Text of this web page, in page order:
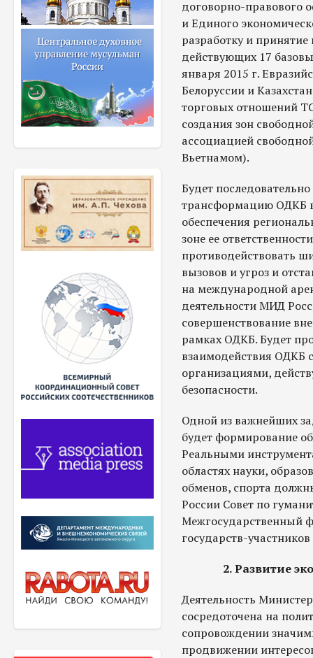
договорно-правового
и Единого
разработку и
действующих 17
января 2015 г.
Белоруссии и
торговых отношений
создания зон
ассоциацией
Вьетнамом).
Будет
трансформацию ОДКБ
обеспечения
зоне ее
противодействовать
вызовов и угроз и
на международной
деятельности МИД
совершенствование
рамках ОДКБ. Будет
взаимодействия ОДКБ
организациями,
безопасности.
Одной из важнейших
будет формирование
Реальными
областях науки,
обменов, спорта
России Совет по
Межгосударственный
государств-
2. Развитие
Деятельность
сосредоточена на
сопровождении
продвижении